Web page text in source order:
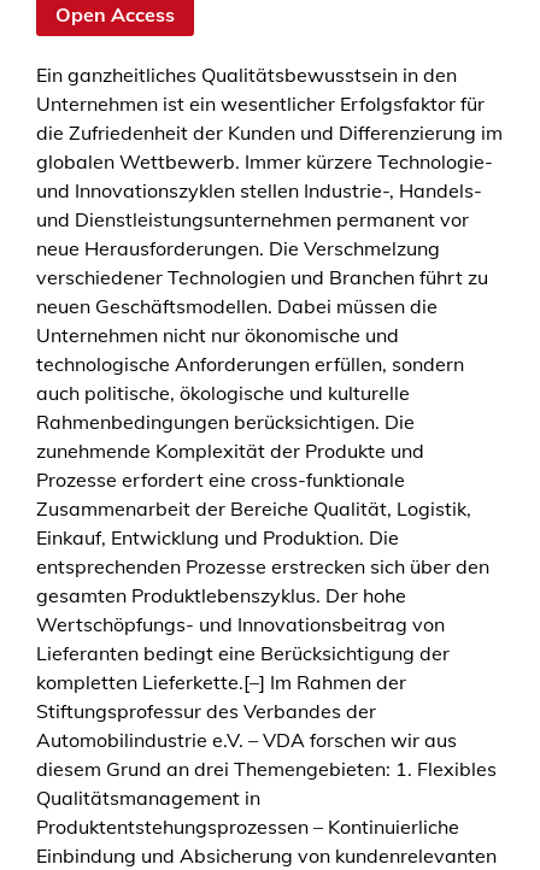
Open Access
Ein ganzheitliches Qualitätsbewusstsein in den
Unternehmen ist ein wesentlicher Erfolgsfaktor für
die Zufriedenheit der Kunden und Differenzierung im
globalen Wettbewerb. Immer kürzere Technologie-
und Innovationszyklen stellen Industrie-, Handels-
und Dienstleistungsunternehmen permanent vor
neue Herausforderungen. Die Verschmelzung
verschiedener Technologien und Branchen führt zu
neuen Geschäftsmodellen. Dabei müssen die
Unternehmen nicht nur ökonomische und
technologische Anforderungen erfüllen, sondern
auch politische, ökologische und kulturelle
Rahmenbedingungen berücksichtigen. Die
zunehmende Komplexität der Produkte und
Prozesse erfordert eine cross-funktionale
Zusammenarbeit der Bereiche Qualität, Logistik,
Einkauf, Entwicklung und Produktion. Die
entsprechenden Prozesse erstrecken sich über den
gesamten Produktlebenszyklus. Der hohe
Wertschöpfungs- und Innovationsbeitrag von
Lieferanten bedingt eine Berücksichtigung der
kompletten Lieferkette.[–] Im Rahmen der
Stiftungsprofessur des Verbandes der
Automobilindustrie e.V. – VDA forschen wir aus
diesem Grund an drei Themengebieten: 1. Flexibles
Qualitätsmanagement in
Produktentstehungsprozessen – Kontinuierliche
Einbindung und Absicherung von kundenrelevanten